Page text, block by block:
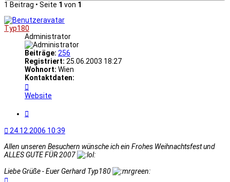
1 Beitrag • Seite 1 von 1
Typ180
Administrator
Beiträge: 256
Registriert: 25.06.2003 18:27
Wohnort: Wien
Kontaktdaten:
von
Typ180
Website
24.12.2006 10:39
Allen unseren Besuchern wünsche ich ein Frohes Weihnachtsfest und
ALLES GUTE FÜR 2007
Liebe Grüße - Euer Gerhard Typ180